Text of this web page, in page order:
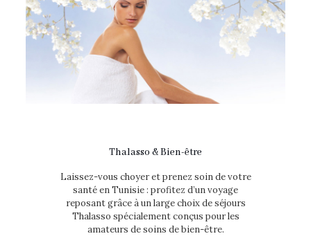
Thalasso & Bien-être
Laissez-vous choyer et prenez soin de votre
santé en Tunisie : profitez d’un voyage
reposant grâce à un large choix de séjours
Thalasso spécialement conçus pour les
amateurs de soins de bien-être.